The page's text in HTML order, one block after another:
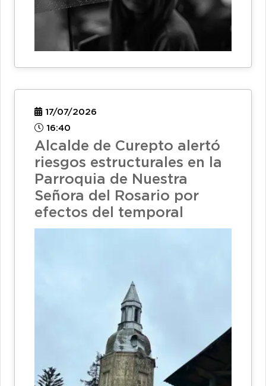
17/07/2026
16:40
Alcalde de Curepto alertó
riesgos estructurales en la
Parroquia de Nuestra
Señora del Rosario por
efectos del temporal